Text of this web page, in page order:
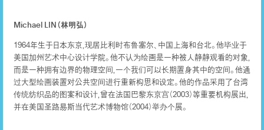
Michael LIN（林明弘）
1964年生于日本东京，现居比利时布鲁塞尔、中国上海和台北。他毕业于
美国加州艺术中心设计学院。他不认为绘画是一种被人静静观看的对象，
而是一种拥有边界的物理空间，一个我们可以长期置身其中的空间。他通
过大型绘画装置对公共空间进行重新构思和设定。他的作品采用了台湾
传统纺织品的图案和设计，曾在法国巴黎东京宫（2003）等重要机构展出，
并在美国圣路易斯当代艺术博物馆（2004）举办个展。